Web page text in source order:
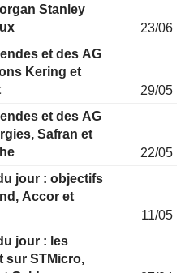
Stanley
23/06
et des AG
Kering et
29/05
et des AG
Safran et
22/05
jour : objectifs
Accor et
11/05
jour : les
sur STMicro,